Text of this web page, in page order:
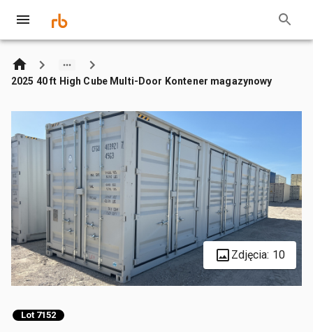
2025 40 ft High Cube Multi-Door Kontener magazynowy
Zdjęcia: 10
Lot 7152